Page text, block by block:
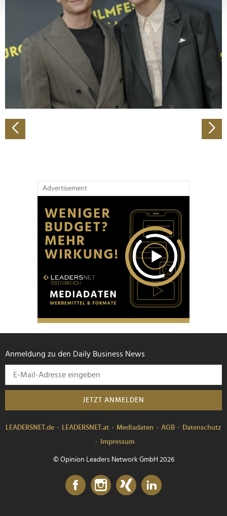
Erfahren Sie mehr darüber, wie Ihre persönlichen Daten
verarbeitet werden, und legen Sie Ihre Präferenzen im
Abschnitt Einzelheitenfest.
Wir verwenden Cookies, um Inhalte und Anzeigen zu
personalisieren, Funktionen für soziale Medien anbieten
zu können und die Zugriffe auf unsere Website zu
analysieren. Außerdem geben wir Informationen zu Ihrer
Verwendung unserer Website an unsere Partner für
Partner führen diese Informationen möglicherweise mit
weiteren Daten zusammen, die Sie ihnen bereitgestellt
Advertisement
Anmeldung zu den Daily Business News
JETZT ANMELDEN
LEADERSNET.de LEADERSNET.at Mediadaten AGB
Datenschutz
Impressum
© Opinion Leaders Network GmbH 2026